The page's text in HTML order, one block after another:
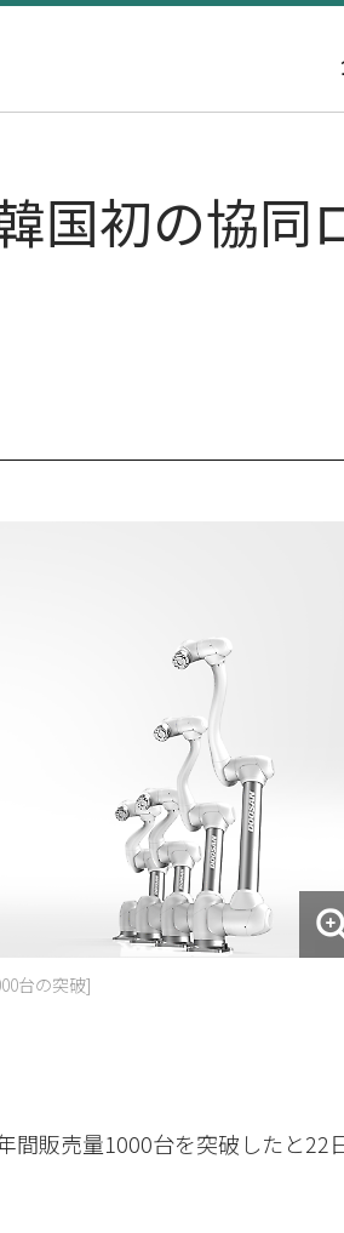
国初の協同
台の突破]
間販売量1000台を突破したと22